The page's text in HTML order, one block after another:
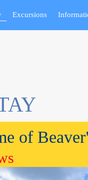
ozera.com.ua/www/
Excursions
of